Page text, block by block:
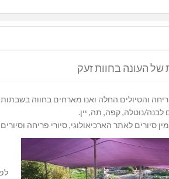
העונה בחוות זעק
והטיולים החלה ואנו מארחים בחווה
לבנה/נוטלה, קפה, תה, יין.
סיורים לאתר הארכיאולוגי, סיורי פריחה